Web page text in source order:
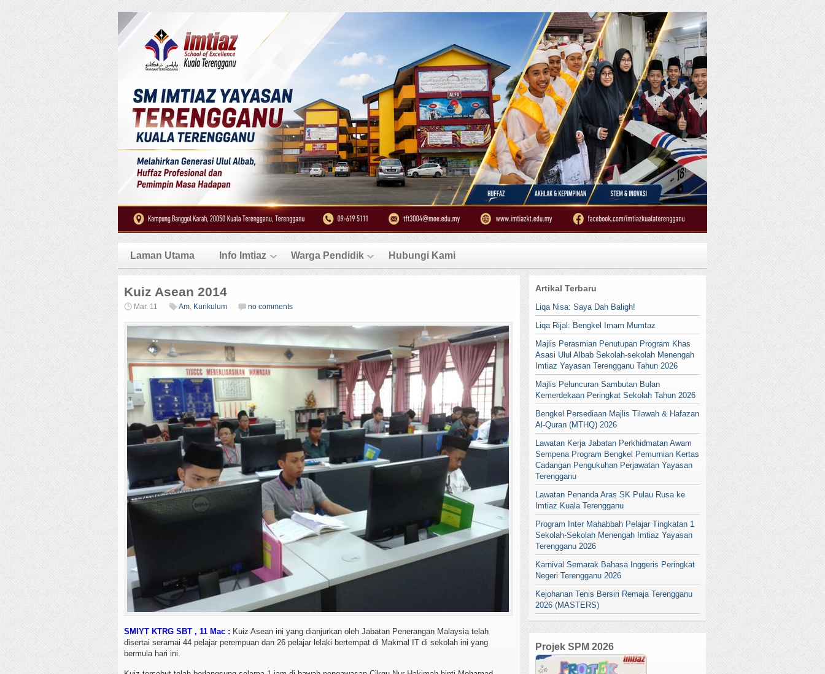
Laman Utama Info Imtiaz Warga Pendidik Hubungi Kami
Kuiz Asean 2014
Mar. 11 Am, Kurikulum no comments
SMIYT KTRG SBT , 11 Mac : Kuiz Asean ini yang dianjurkan oleh Jabatan Penerangan Malaysia telah
disertai seramai 44 pelajar perempuan dan 26 pelajar lelaki bertempat di Makmal IT di sekolah ini yang
bermula hari ini.
Artikal Terbaru
Liqa Nisa: Saya Dah Baligh!
Liqa Rijal: Bengkel Imam Mumtaz
Majlis Perasmian Penutupan Program Khas
Asasi Ulul Albab Sekolah-sekolah Menengah
Imtiaz Yayasan Terengganu Tahun 2026
Majlis Peluncuran Sambutan Bulan
Kemerdekaan Peringkat Sekolah Tahun 2026
Bengkel Persediaan Majlis Tilawah & Hafazan
Al-Quran (MTHQ) 2026
Lawatan Kerja Jabatan Perkhidmatan Awam
Sempena Program Bengkel Pemurnian Kertas
Cadangan Pengukuhan Perjawatan Yayasan
Terengganu
Lawatan Penanda Aras SK Pulau Rusa ke
Imtiaz Kuala Terengganu
Program Inter Mahabbah Pelajar Tingkatan 1
Sekolah-Sekolah Menengah Imtiaz Yayasan
Terengganu 2026
Karnival Semarak Bahasa Inggeris Peringkat
Negeri Terengganu 2026
Kejohanan Tenis Bersiri Remaja Terengganu
2026 (MASTERS)
Projek SPM 2026